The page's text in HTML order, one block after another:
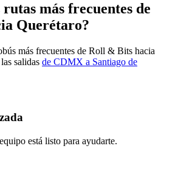
rutas más frecuentes de
Querétaro?
más frecuentes de Roll & Bits hacia
salidas de CDMX a Santiago de
está listo para ayudarte.